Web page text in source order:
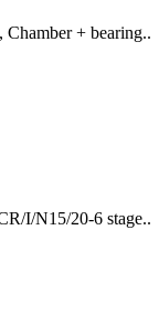
+ bearing..
I/N15/20-6 stage..